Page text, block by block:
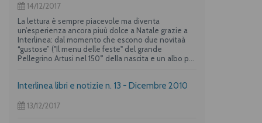
14/12/2017
La lettura è sempre piacevole ma diventa
un’esperienza ancora piuù dolce a Natale grazie a
Interlinea: dal momento che escono due novitaà
“gustose” ("Il menu delle feste" del grande
Pellegrino Artusi nel 150° della nascita e un albo per
Vivarelli) la casa editrice propone una deliziosa
Interlinea libri e notizie n. 13 - Dicembre 2010
13/12/2017